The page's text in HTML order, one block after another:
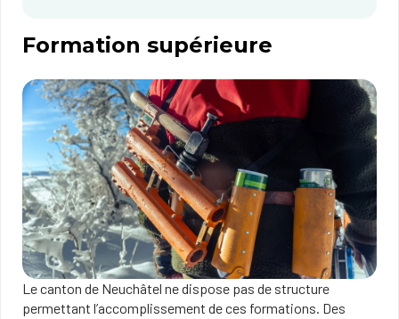
Formation supérieure
Le canton de Neuchâtel ne dispose pas de structure
permettant l’accomplissement de ces formations. Des